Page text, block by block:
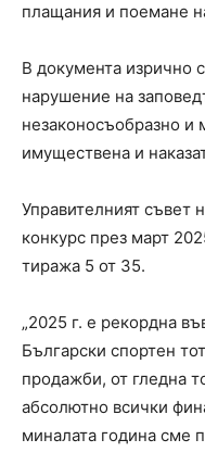
плащания и поемане
В документа изрично
нарушение на
незаконосъобразно
имуществена и
Управителният съвет
конкурс през март
тиража 5 от 35.
„2025 г. е рекордна
Български спортен
продажби, от гледна
абсолютно всички
миналата година сме